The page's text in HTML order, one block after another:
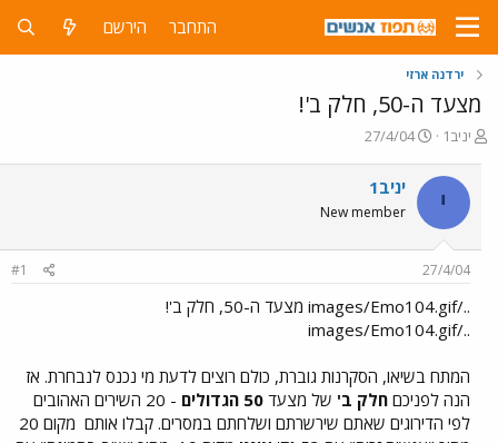
התחבר הירשם
ירדנה ארזי
מצעד ה-50, חלק ב'!
פ
ח
ה
ו
ש
יניב1
פ
ת
י
ך
27/4/04
י יניב1
New member
27/4/04
#1
../images/Emo104.gif מצעד ה-50, חלק ב'!
../images/Emo104.gif
המתח בשיאו, הסקרנות גוברת, כולם רוצים לדעת מי נכנס לנבחרת. אז
הנה לפניכם חלק ב' של מצעד 50 הגדולים
- 20 השירים האהובים
לפי הדירוגים שאתם שירשרתם ושלחתם במסרים. קבלו אותם מקום 20